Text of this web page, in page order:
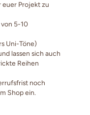
euer Projekt zu
5-10
Uni-Töne)
lassen sich auch
Reihen
noch
Shop ein.